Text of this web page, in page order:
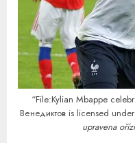
“File:Kylian Mbappe
Венедиктов is licensed under
upravena